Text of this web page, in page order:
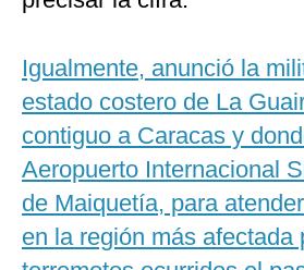
Igualmente, anunció la
estado costero de La
contiguo a Caracas y
Aeropuerto Internacional
de Maiquetía, para
en la región más afectada